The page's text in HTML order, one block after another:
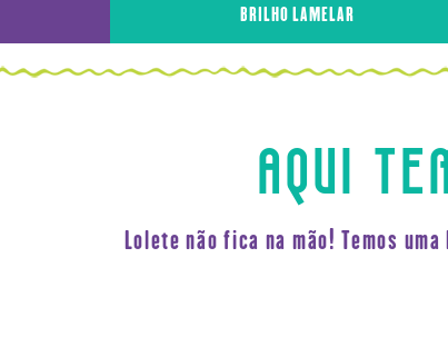
BRILHO LAMELAR
AQUI
Lolete não fica na mão! Temos